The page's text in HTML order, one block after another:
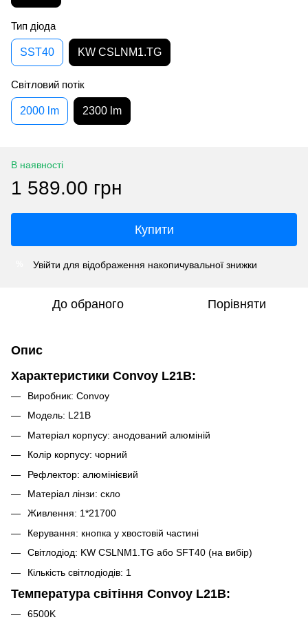
Тип діода
SST40 KW CSLNM1.TG
Світловий потік
2000 lm 2300 lm
В наявності
1 589.00 грн
Купити
Увійти для відображення накопичувальної знижки
До обраного Порівняти
Опис
Характеристики Convoy L21B:
Виробник: Convoy
Модель: L21B
Матеріал корпусу: анодований алюміній
Колір корпусу: чорний
Рефлектор: алюмінієвий
Матеріал лінзи: скло
Живлення: 1*21700
Керування: кнопка у хвостовій частині
Світлодіод: KW CSLNM1.TG або SFT40 (на вибір)
Кількість світлодіодів: 1
Температура світіння Convoy L21B:
6500K